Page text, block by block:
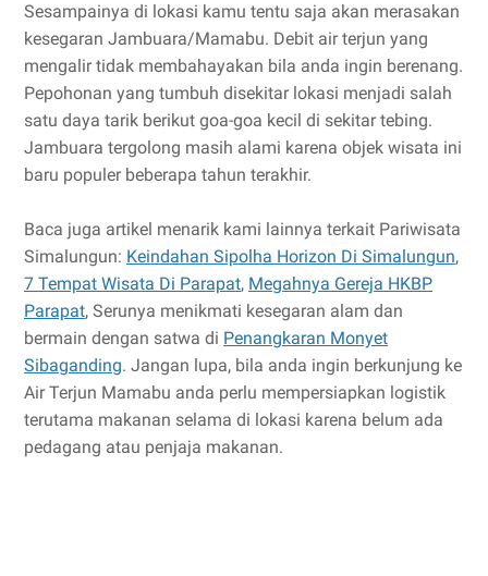
Sesampainya di lokasi kamu tentu saja akan merasakan
kesegaran Jambuara/Mamabu. Debit air terjun yang
mengalir tidak membahayakan bila anda ingin berenang.
Pepohonan yang tumbuh disekitar lokasi menjadi salah
satu daya tarik berikut goa-goa kecil di sekitar tebing.
Jambuara tergolong masih alami karena objek wisata ini
baru populer beberapa tahun terakhir.
Baca juga artikel menarik kami lainnya terkait Pariwisata
Simalungun: Keindahan Sipolha Horizon Di Simalungun,
7 Tempat Wisata Di Parapat, Megahnya Gereja HKBP
Parapat, Serunya menikmati kesegaran alam dan
bermain dengan satwa di Penangkaran Monyet
Sibaganding. Jangan lupa, bila anda ingin berkunjung ke
Air Terjun Mamabu anda perlu mempersiapkan logistik
terutama makanan selama di lokasi karena belum ada
pedagang atau penjaja makanan.